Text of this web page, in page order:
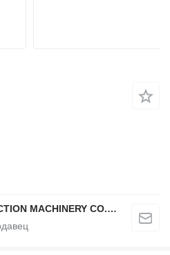
HEFEI DINGTAO CONSTRUCTION MACHINERY CO., LIMITED